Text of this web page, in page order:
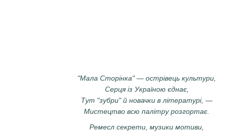
"Мала Сторінка" — острівець культури,
Серця із Україною єднає,
Тут "зубри" й новачки в літературі, —
Мистецтво всю палітру розгортає.
Ремесл секрети, музики мотиви,